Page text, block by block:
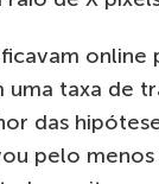
uma taxa de
das
pelo menos